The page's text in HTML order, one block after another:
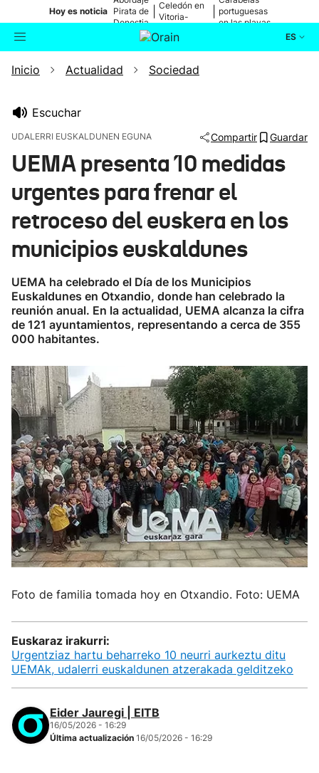
Hoy es noticia Pirata de
Donostia
Celedón en
Vitoria-
portuguesas
en las playas
ES
Buscador Actualidad
Ikusmiran
Eguraldia
Inicio Actualidad Sociedad
Escuchar
UDALERRI EUSKALDUNEN EGUNA Compartir Guardar
UEMA presenta 10 medidas
urgentes para frenar el
retroceso del euskera en los
municipios euskaldunes
UEMA ha celebrado el Día de los Municipios
Euskaldunes en Otxandio, donde han celebrado la
reunión anual. En la actualidad, UEMA alcanza la cifra
de 121 ayuntamientos, representando a cerca de 355
000 habitantes.
Foto de familia tomada hoy en Otxandio. Foto: UEMA
Euskaraz irakurri:
Urgentziaz hartu beharreko 10 neurri aurkeztu ditu
UEMAk, udalerri euskaldunen atzerakada gelditzeko
Eider Jauregi | EITB
16/05/2026 - 16:29
Última actualización 16/05/2026 - 16:29